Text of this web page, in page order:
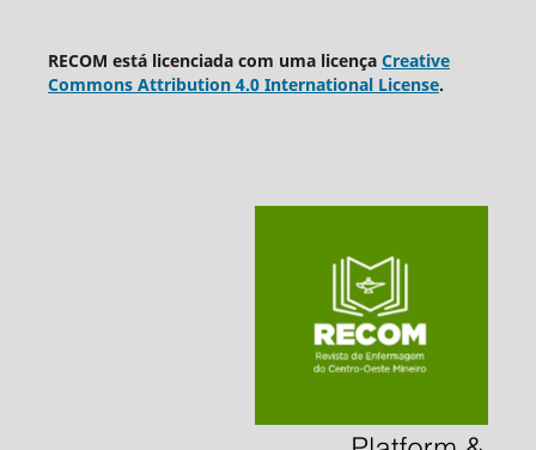
RECOM está licenciada com uma licença Creative
Commons Attribution 4.0 International License.